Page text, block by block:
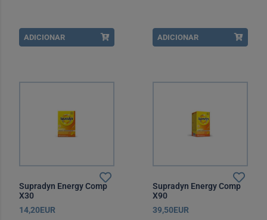
ADICIONAR ADICIONAR
Supradyn Energy Comp
X30
14,20EUR
Supradyn Energy Comp
X90
39,50EUR